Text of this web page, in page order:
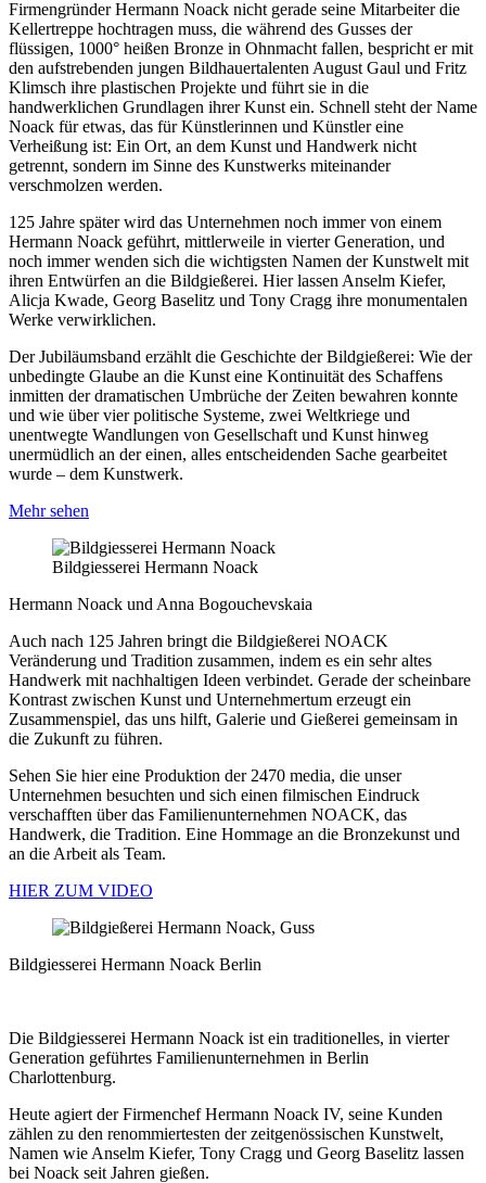
Firmengründer Hermann Noack nicht gerade seine Mitarbeiter die
Kellertreppe hochtragen muss, die während des Gusses der
flüssigen, 1000° heißen Bronze in Ohnmacht fallen, bespricht er mit
den aufstrebenden jungen Bildhauertalenten August Gaul und Fritz
Klimsch ihre plastischen Projekte und führt sie in die
handwerklichen Grundlagen ihrer Kunst ein. Schnell steht der Name
Noack für etwas, das für Künstlerinnen und Künstler eine
Verheißung ist: Ein Ort, an dem Kunst und Handwerk nicht
getrennt, sondern im Sinne des Kunstwerks miteinander
verschmolzen werden.
125 Jahre später wird das Unternehmen noch immer von einem
Hermann Noack geführt, mittlerweile in vierter Generation, und
noch immer wenden sich die wichtigsten Namen der Kunstwelt mit
ihren Entwürfen an die Bildgießerei. Hier lassen Anselm Kiefer,
Alicja Kwade, Georg Baselitz und Tony Cragg ihre monumentalen
Werke verwirklichen.
Der Jubiläumsband erzählt die Geschichte der Bildgießerei: Wie der
unbedingte Glaube an die Kunst eine Kontinuität des Schaffens
inmitten der dramatischen Umbrüche der Zeiten bewahren konnte
und wie über vier politische Systeme, zwei Weltkriege und
unentwegte Wandlungen von Gesellschaft und Kunst hinweg
unermüdlich an der einen, alles entscheidenden Sache gearbeitet
wurde – dem Kunstwerk.
Mehr sehen
Bildgiesserei Hermann Noack
Hermann Noack und Anna Bogouchevskaia
Auch nach 125 Jahren bringt die Bildgießerei NOACK
Veränderung und Tradition zusammen, indem es ein sehr altes
Handwerk mit nachhaltigen Ideen verbindet. Gerade der scheinbare
Kontrast zwischen Kunst und Unternehmertum erzeugt ein
Zusammenspiel, das uns hilft, Galerie und Gießerei gemeinsam in
die Zukunft zu führen.
Sehen Sie hier eine Produktion der 2470 media, die unser
Unternehmen besuchten und sich einen filmischen Eindruck
verschafften über das Familienunternehmen NOACK, das
Handwerk, die Tradition. Eine Hommage an die Bronzekunst und
an die Arbeit als Team.
HIER ZUM VIDEO
Bildgiesserei Hermann Noack Berlin
Die Bildgiesserei Hermann Noack ist ein traditionelles, in vierter
Generation geführtes Familienunternehmen in Berlin
Charlottenburg.
Heute agiert der Firmenchef Hermann Noack IV, seine Kunden
zählen zu den renommiertesten der zeitgenössischen Kunstwelt,
Namen wie Anselm Kiefer, Tony Cragg und Georg Baselitz lassen
bei Noack seit Jahren gießen.